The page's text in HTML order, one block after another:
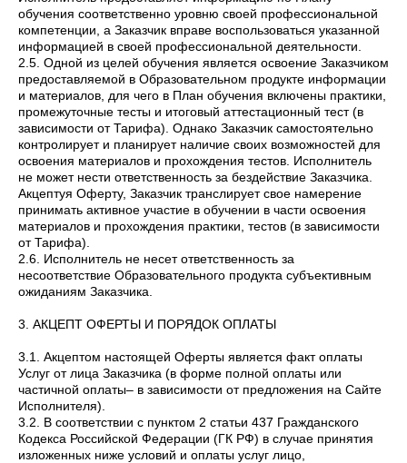
обучения соответственно уровню своей профессиональной
компетенции, а Заказчик вправе воспользоваться указанной
информацией в своей профессиональной деятельности.
2.5. Одной из целей обучения является освоение Заказчиком
предоставляемой в Образовательном продукте информации
и материалов, для чего в План обучения включены практики,
промежуточные тесты и итоговый аттестационный тест (в
зависимости от Тарифа). Однако Заказчик самостоятельно
контролирует и планирует наличие своих возможностей для
освоения материалов и прохождения тестов. Исполнитель
не может нести ответственность за бездействие Заказчика.
Акцептуя Оферту, Заказчик транслирует свое намерение
принимать активное участие в обучении в части освоения
материалов и прохождения практики, тестов (в зависимости
от Тарифа).
2.6. Исполнитель не несет ответственность за
несоответствие Образовательного продукта субъективным
ожиданиям Заказчика.
3. АКЦЕПТ ОФЕРТЫ И ПОРЯДОК ОПЛАТЫ
3.1. Акцептом настоящей Оферты является факт оплаты
Услуг от лица Заказчика (в форме полной оплаты или
частичной оплаты– в зависимости от предложения на Сайте
Исполнителя).
3.2. В соответствии с пунктом 2 статьи 437 Гражданского
Кодекса Российской Федерации (ГК РФ) в случае принятия
изложенных ниже условий и оплаты услуг лицо,